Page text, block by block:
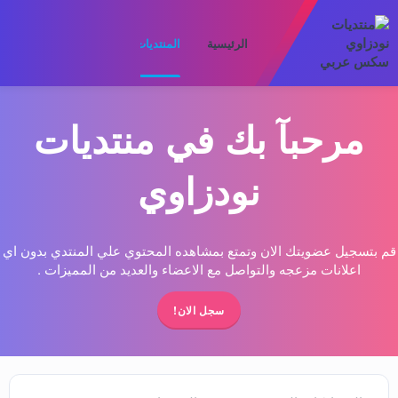
الرئيسية المنتديات
مرحبآ بك في منتديات
نودزاوي
قم بتسجيل عضويتك الان وتمتع بمشاهده المحتوي علي المنتدي بدون اي
اعلانات مزعجه والتواصل مع الاعضاء والعديد من المميزات .
سجل الان!